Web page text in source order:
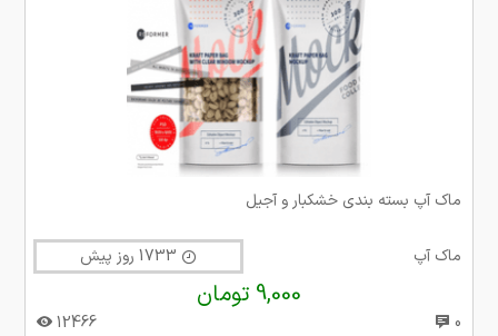
ماک آپ بسته بندی خشکبار و آجیل
ماک آپ
9,000 تومان
0
12466